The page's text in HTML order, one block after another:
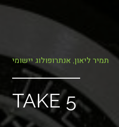
תמיר ליאון, אנתרופולוג יישומי
TAKE 5